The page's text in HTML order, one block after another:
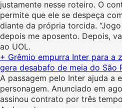
justamente nesse roteiro. O
permite que ele se despeça
diante da própria torcida.
depois me aposento. Depois,
ao UOL.
+ Grêmio empurra Inter para a
gera desabafo de meia do São
A passagem pelo Inter ajuda a
personagem. Anunciado em
assinou contrato por três